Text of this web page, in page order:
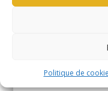
Politique de